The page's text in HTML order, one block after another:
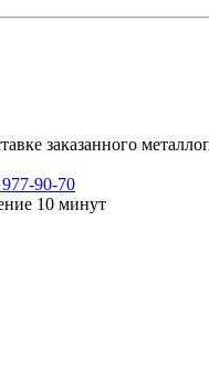
заказанного
90-70
10 минут